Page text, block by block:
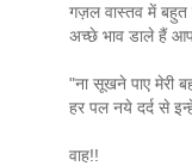
गज़ल वास्तव में बहुत
अच्छे भाव डाले हैं
"ना सूखने पाए मेरी
हर पल नये दर्द से
वाह!!